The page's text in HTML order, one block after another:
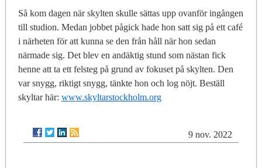
Så kom dagen när skylten skulle sättas upp ovanför ingången
till studion. Medan jobbet pågick hade hon satt sig på ett café
i närheten för att kunna se den från håll när hon sedan
närmade sig. Det blev en andäktig stund som nästan fick
henne att ta ett felsteg på grund av fokuset på skylten. Den
var snygg, riktigt snygg, tänkte hon och log nöjt. Beställ
skyltar här: www.skyltarstockholm.org
9 nov. 2022